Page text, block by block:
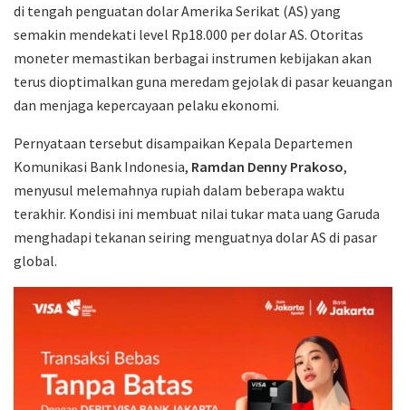
di tengah penguatan dolar Amerika Serikat (AS) yang
semakin mendekati level Rp18.000 per dolar AS. Otoritas
moneter memastikan berbagai instrumen kebijakan akan
terus dioptimalkan guna meredam gejolak di pasar keuangan
dan menjaga kepercayaan pelaku ekonomi.
Pernyataan tersebut disampaikan Kepala Departemen
Komunikasi Bank Indonesia, Ramdan Denny Prakoso,
menyusul melemahnya rupiah dalam beberapa waktu
terakhir. Kondisi ini membuat nilai tukar mata uang Garuda
menghadapi tekanan seiring menguatnya dolar AS di pasar
global.